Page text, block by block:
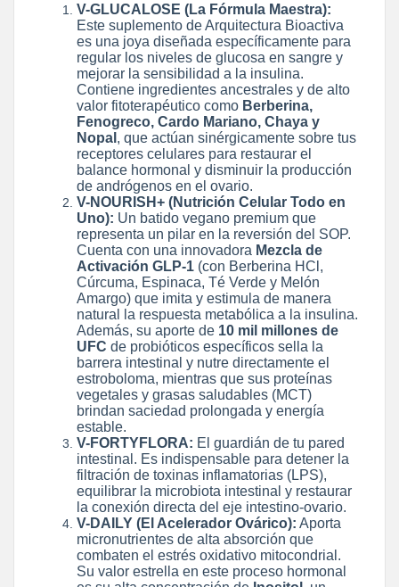
V-GLUCALOSE (La Fórmula Maestra):
Este suplemento de Arquitectura Bioactiva
es una joya diseñada específicamente para
regular los niveles de glucosa en sangre y
mejorar la sensibilidad a la insulina.
Contiene ingredientes ancestrales y de alto
valor fitoterapéutico como Berberina,
Fenogreco, Cardo Mariano, Chaya y
Nopal , que actúan sinérgicamente sobre tus
receptores celulares para restaurar el
balance hormonal y disminuir la producción
de andrógenos en el ovario.
V-NOURISH+ (Nutrición Celular Todo en
Uno): Un batido vegano premium que
representa un pilar en la reversión del SOP.
Cuenta con una innovadora Mezcla de
Activación GLP-1 (con Berberina HCl,
Cúrcuma, Espinaca, Té Verde y Melón
Amargo) que imita y estimula de manera
natural la respuesta metabólica a la insulina.
Además, su aporte de 10 mil millones de
UFC de probióticos específicos sella la
barrera intestinal y nutre directamente el
estroboloma, mientras que sus proteínas
vegetales y grasas saludables (MCT)
brindan saciedad prolongada y energía
estable.
V-FORTYFLORA: El guardián de tu pared
intestinal. Es indispensable para detener la
filtración de toxinas inflamatorias (LPS),
equilibrar la microbiota intestinal y restaurar
la conexión directa del eje intestino-ovario.
V-DAILY (El Acelerador Ovárico): Aporta
micronutrientes de alta absorción que
combaten el estrés oxidativo mitocondrial.
Su valor estrella en este proceso hormonal